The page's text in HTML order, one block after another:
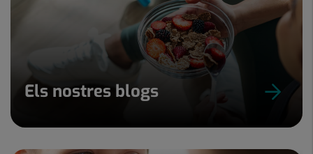
Els nostres blogs